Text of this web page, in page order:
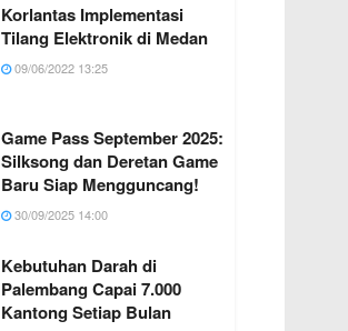
Korlantas Implementasi
Tilang Elektronik di Medan
09/06/2022 13:25
Game Pass September 2025:
Silksong dan Deretan Game
Baru Siap Mengguncang!
30/09/2025 14:00
Kebutuhan Darah di
Palembang Capai 7.000
Kantong Setiap Bulan